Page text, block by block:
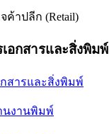
าปลีก (Retail)
อกสารและสิ่งพิมพ์
สารและสิ่งพิมพ์
นงานพิมพ์